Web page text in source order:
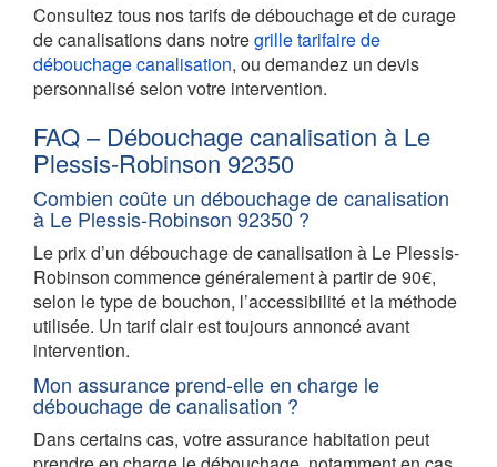
Consultez tous nos tarifs de débouchage et de curage
de canalisations dans notregrille tarifaire de
débouchage canalisation, ou demandez un devis
personnalisé selon votre intervention.
FAQ – Débouchage canalisation à Le
Plessis-Robinson 92350
Combien coûte un débouchage de canalisation
à Le Plessis-Robinson 92350 ?
Le prix d’un débouchage de canalisation à Le Plessis-
Robinson commence généralement à partir de 90€,
selon le type de bouchon, l’accessibilité et la méthode
utilisée. Un tarif clair est toujours annoncé avant
intervention.
Mon assurance prend-elle en charge le
débouchage de canalisation ?
Dans certains cas, votre assurance habitation peut